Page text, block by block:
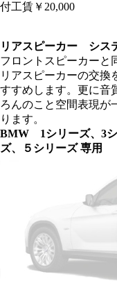
付工賃￥20,000
リアスピーカー シス
フロントスピーカーと
リアスピーカーの交換
すすめします。更に音
ろんのこと空間表現が
ります。
BMW 1シリーズ、3
ズ、５シリーズ 専用